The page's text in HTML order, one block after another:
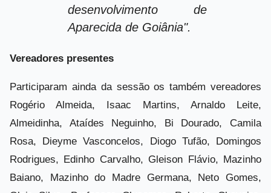
desenvolvimento de
Aparecida de Goiânia".
Vereadores presentes
Participaram ainda da sessão os também vereadores
Rogério Almeida, Isaac Martins, Arnaldo Leite,
Almeidinha, Ataídes Neguinho, Bi Dourado, Camila
Rosa, Dieyme Vasconcelos, Diogo Tufão, Domingos
Rodrigues, Edinho Carvalho, Gleison Flávio, Mazinho
Baiano, Mazinho do Madre Germana, Neto Gomes,